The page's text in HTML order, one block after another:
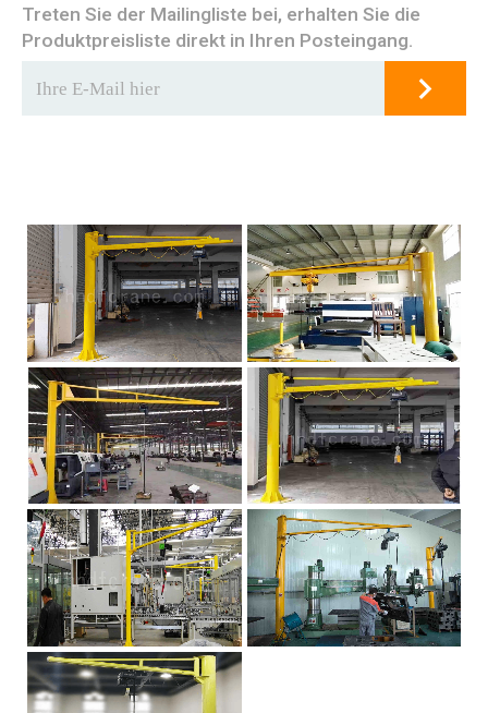
Treten Sie der Mailingliste bei, erhalten Sie die
Produktpreisliste direkt in Ihren Posteingang.